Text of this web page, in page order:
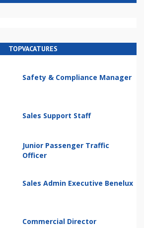
TOPVACATURES
Safety & Compliance Manager
Sales Support Staff
Junior Passenger Traffic
Officer
Sales Admin Executive Benelux
Commercial Director